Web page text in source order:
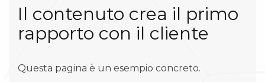
Il contenuto crea il primo
rapporto con il cliente
Questa pagina è un esempio concreto.